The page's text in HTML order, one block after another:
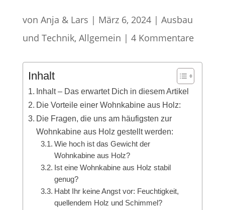
von Anja & Lars | März 6, 2024| Ausbau
und Technik, Allgemein | 4 Kommentare
Inhalt
Inhalt – Das erwartet Dich in diesem Artikel
Die Vorteile einer Wohnkabine aus Holz:
Die Fragen, die uns am häufigsten zur
Wohnkabine aus Holz gestellt werden:
Wie hoch ist das Gewicht der
Wohnkabine aus Holz?
Ist eine Wohnkabine aus Holz stabil
genug?
Habt Ihr keine Angst vor: Feuchtigkeit,
quellendem Holz und Schimmel?